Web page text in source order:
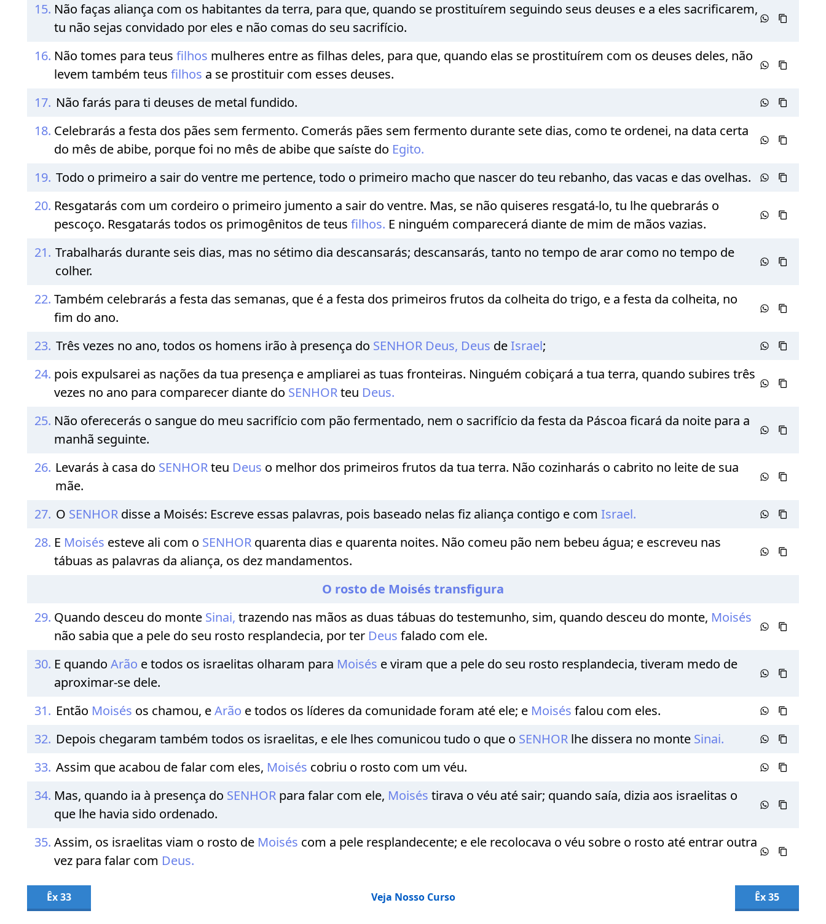
15. Não faças aliança com os habitantes da terra, para que, quando se prostituírem seguindo seus deuses e a eles sacrificarem,
tu não sejas convidado por eles e não comas do seu sacrifício.
16. Não tomes para teus filhos mulheres entre as filhas deles, para que, quando elas se prostituírem com os deuses deles, não
levem também teus filhos a se prostituir com esses deuses.
17. Não farás para ti deuses de metal fundido.
18. Celebrarás a festa dos pães sem fermento. Comerás pães sem fermento durante sete dias, como te ordenei, na data certa
do mês de abibe, porque foi no mês de abibe que saíste do Egito.
19. Todo o primeiro a sair do ventre me pertence, todo o primeiro macho que nascer do teu rebanho, das vacas e das ovelhas.
20. Resgatarás com um cordeiro o primeiro jumento a sair do ventre. Mas, se não quiseres resgatá-lo, tu lhe quebrarás o
pescoço. Resgatarás todos os primogênitos de teus filhos. E ninguém comparecerá diante de mim de mãos vazias.
21. Trabalharás durante seis dias, mas no sétimo dia descansarás; descansarás, tanto no tempo de arar como no tempo de
colher.
22. Também celebrarás a festa das semanas, que é a festa dos primeiros frutos da colheita do trigo, e a festa da colheita, no
fim do ano.
23. Três vezes no ano, todos os homens irão à presença do SENHOR Deus, Deus deIsrael;
24. pois expulsarei as nações da tua presença e ampliarei as tuas fronteiras. Ninguém cobiçará a tua terra, quando subires três
vezes no ano para comparecer diante do SENHORteu Deus.
25. Não oferecerás o sangue do meu sacrifício com pão fermentado, nem o sacrifício da festa da Páscoa ficará da noite para a
manhã seguinte.
26. Levarás à casa do SENHORteu Deus o melhor dos primeiros frutos da tua terra. Não cozinharás o cabrito no leite de sua
mãe.
27. O SENHOR disse a Moisés: Escreve essas palavras, pois baseado nelas fiz aliança contigo e com Israel.
28. E Moisés esteve ali com o SENHOR quarenta dias e quarenta noites. Não comeu pão nem bebeu água; e escreveu nas
tábuas as palavras da aliança, os dez mandamentos.
O rosto de Moisés transfigura
29. Quando desceu do monte Sinai, trazendo nas mãos as duas tábuas do testemunho, sim, quando desceu do monte, Moisés
não sabia que a pele do seu rosto resplandecia, por ter Deus falado com ele.
30. E quando Arão e todos os israelitas olharam para Moisés e viram que a pele do seu rosto resplandecia, tiveram medo de
aproximar-se dele.
31. Então Moisés os chamou, eArão e todos os líderes da comunidade foram até ele; e Moisés falou com eles.
32. Depois chegaram também todos os israelitas, e ele lhes comunicou tudo o que o SENHOR lhe dissera no monte Sinai.
33. Assim que acabou de falar com eles, Moisés cobriu o rosto com um véu.
34. Mas, quando ia à presença do SENHOR para falar com ele, Moisés tirava o véu até sair; quando saía, dizia aos israelitas o
que lhe havia sido ordenado.
35. Assim, os israelitas viam o rosto de Moisés com a pele resplandecente; e ele recolocava o véu sobre o rosto até entrar outra
vez para falar com Deus.
Êx 33 Veja Nosso Curso Êx 35